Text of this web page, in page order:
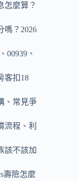
怎麼算？
嗎？2026
00939、
客扣18
、常見爭
流程、利
該不該加
壽險怎麼